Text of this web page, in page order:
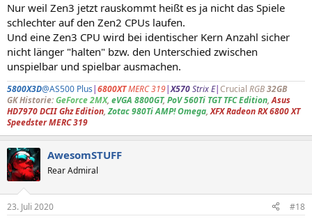
Nur weil Zen3 jetzt rauskommt heißt es ja nicht das Spiele
schlechter auf den Zen2 CPUs laufen.
Und eine Zen3 CPU wird bei identischer Kern Anzahl sicher
nicht länger "halten" bzw. den Unterschied zwischen
unspielbar und spielbar ausmachen.
5800X3D@AS500 Plus|6800XTMERC 319|X570Strix E|Crucial RGB32GB
GK Historie:GeForce 2MX, eVGA 8800GT, PoV 560Ti TGT TFC Edition,Asus
HD7970 DCII Ghz Edition,Zotac 980Ti AMP! Omega,XFX Radeon RX 6800 XT
Speedster MERC 319
AwesomSTUFF
Rear Admiral
23. Juli 2020 #18